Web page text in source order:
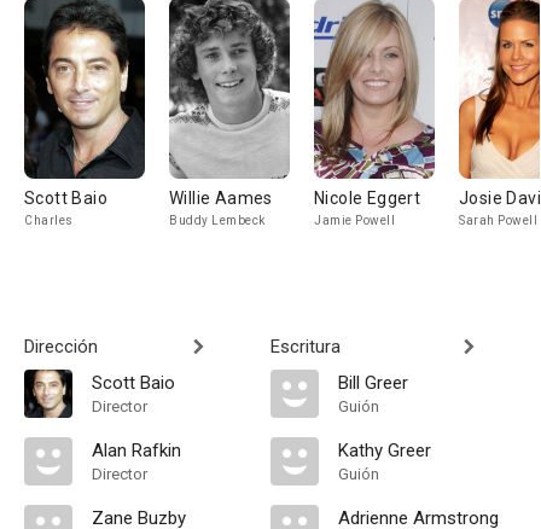
Scott Baio
Charles
Willie Aames
Buddy Lembeck
Nicole Eggert
Jamie Powell
Josie
Sarah Powell
Dirección
Scott Baio
Director
Alan Rafkin
Director
Zane Buzby
Escritura
Bill Greer
Guión
Kathy Greer
Guión
Adrienne Armstrong